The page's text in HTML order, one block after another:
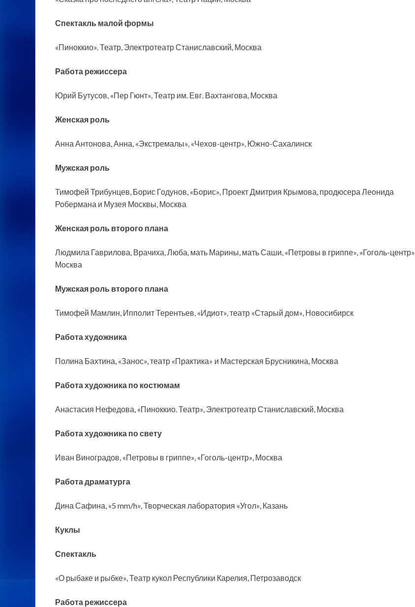
Спектакль малой формы
«Пиноккио». Театр, Электротеатр Станиславский, Москва
Работа режиссера
Юрий Бутусов, «Пер Гюнт», Театр им. Евг. Вахтангова, Москва
Женская роль
Анна Антонова, Анна, «Экстремалы», «Чехов-центр», Южно-Сахалинск
Мужская роль
Тимофей Трибунцев, Борис Годунов, «Борис», Проект Дмитрия Крымова, продюсера Леонида
Робермана и Музея Москвы, Москва
Женская роль второго плана
Людмила Гаврилова, Врачиха, Люба, мать Марины, мать Саши, «Петровы в гриппе», «Гоголь-центр»,
Москва
Мужская роль второго плана
Тимофей Мамлин, Ипполит Терентьев, «Идиот», театр «Старый дом», Новосибирск
Работа художника
Полина Бахтина, «Занос», театр «Практика» и Мастерская Брусникина, Москва
Работа художника по костюмам
Анастасия Нефедова, «Пиноккио. Театр», Электротеатр Станиславский, Москва
Работа художника по свету
Иван Виноградов, «Петровы в гриппе», «Гоголь-центр», Москва
Работа драматурга
Дина Сафина, «5 mm/h», Творческая лаборатория «Угол», Казань
Куклы
Спектакль
«О рыбаке и рыбке», Театр кукол Республики Карелия, Петрозаводск
Работа режиссера